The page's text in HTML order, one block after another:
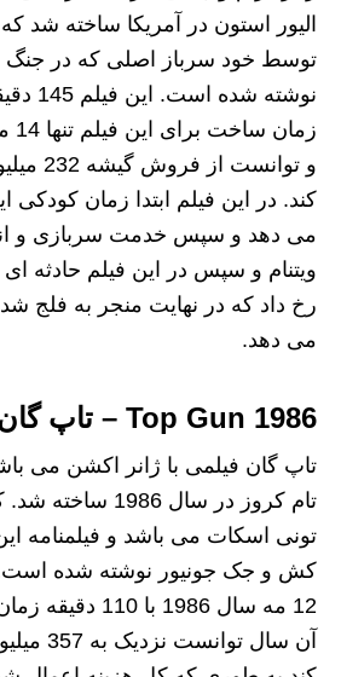
الیور استون در آمریکا ساخته شد
توسط خود سرباز اصلی که در جنگ
نوشته
و
کند. در این فیلم ابتدا زمان کودکی
می دهد و سپس خدمت سربازی و
ویتنام و سپس در این فیلم حادثه
رخ داد که در نهایت منجر به فلج
می دهد.
Top Gun 1986 – تاپ گان
تاپ گان فیلمی با ژانر اکشن می
تام کروز در سال
تونی اسکات می باشد و فیلمنامه
کش و جک جونیور نوشته شده است.
12 مه سال 1986
آن سال